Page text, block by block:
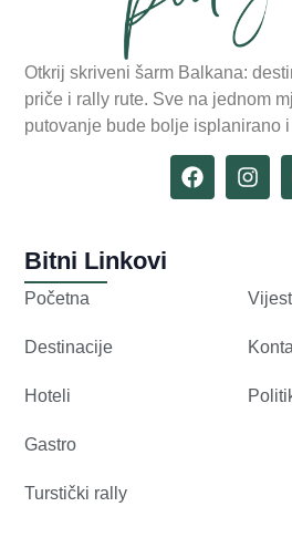
Otkrij skriveni šarm Balkana:
priče i rally rute. Sve na jednom
putovanje bude bolje isplanirano
Bitni Linkovi
Početna
Destinacije
Hoteli
Gastro
Turstički rally